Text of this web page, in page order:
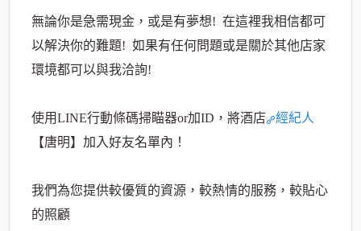
無論你是急需現金，或是有夢想! 在這裡我相信都可
以解決你的難題! 如果有任何問題或是關於其他店家
環境都可以與我洽詢!
使用LINE行動條碼掃瞄器or加ID，將酒店
經紀人
【唐明】加入好友名單內！
我們為您提供較優質的資源，較熱情的服務，較貼心
的照顧